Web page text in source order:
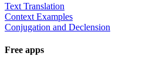
Text Translation
Context Examples
Conjugation and Declension
Free apps